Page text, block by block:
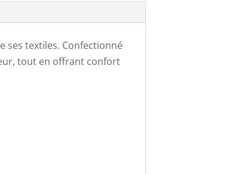
ses textiles. Confectionné
tout en offrant confort